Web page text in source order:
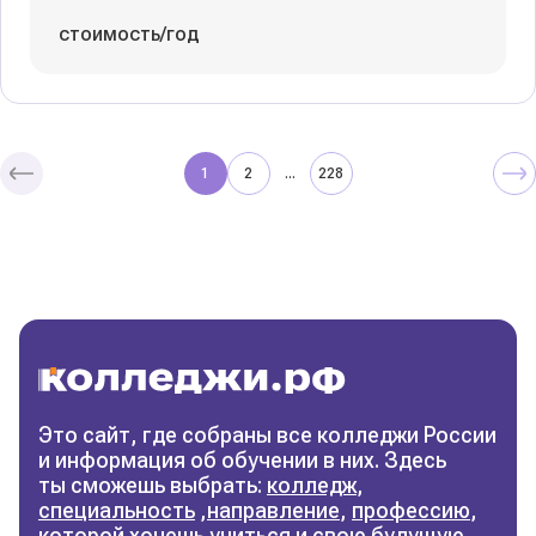
стоимость/год
колледж
Фильтры
Сбросить фильтры
1 2 ... 228
Это сайт, где собраны все колледжи России
и информация об обучении в них. Здесь
ты сможешь выбрать: колледж,
специальность ,направление, профессию,